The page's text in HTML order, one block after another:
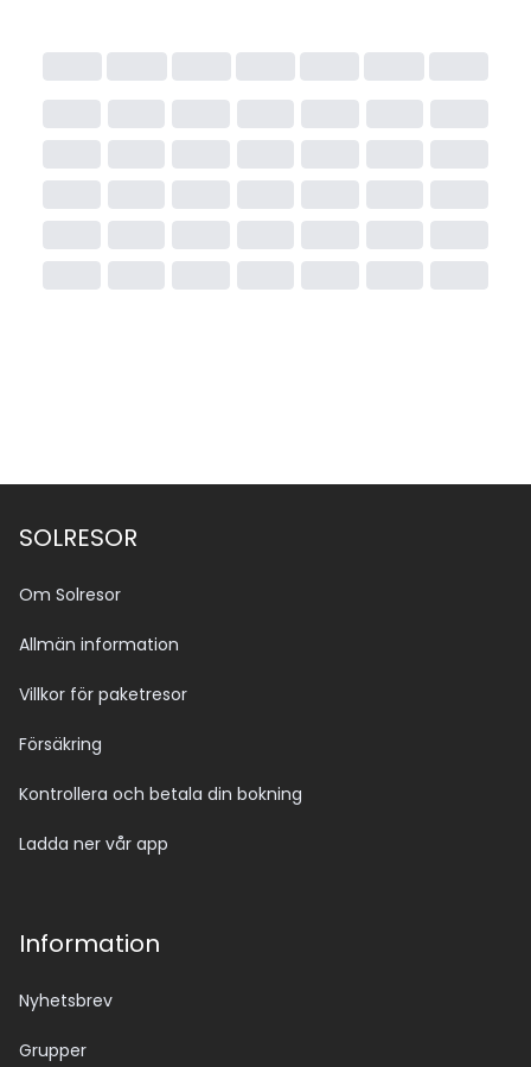
SOLRESOR
Om Solresor
Allmän information
Villkor för paketresor
Försäkring
Kontrollera och betala din bokning
Ladda ner vår app
Information
Nyhetsbrev
Grupper